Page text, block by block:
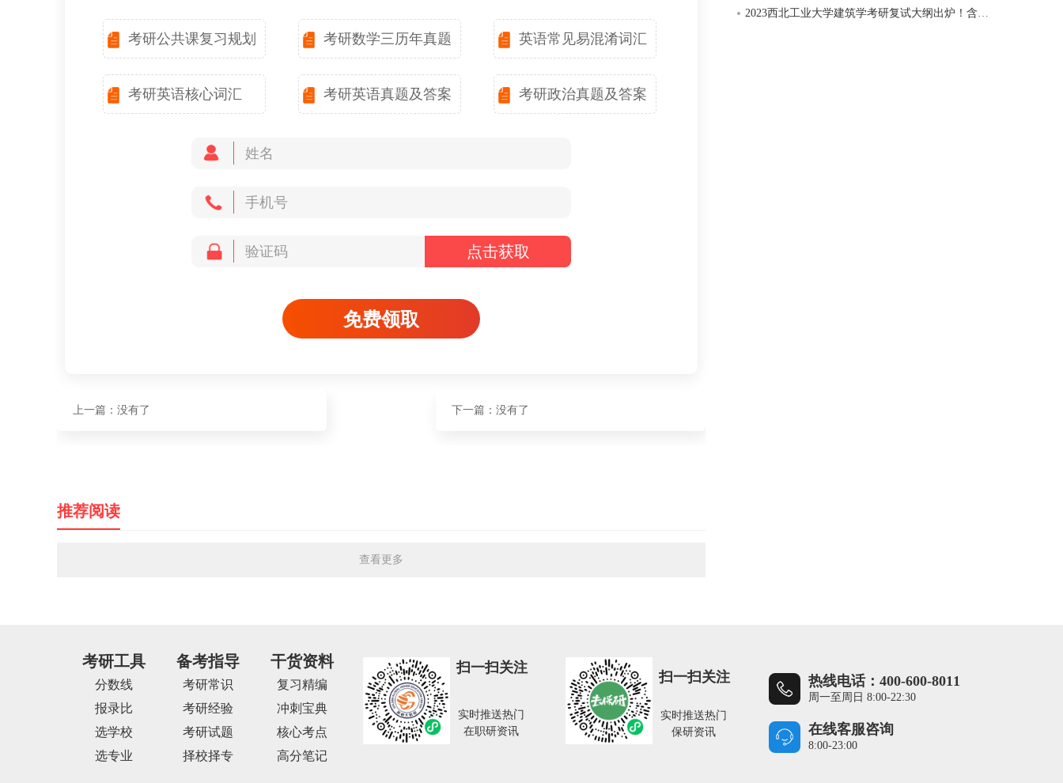
考研公共课复习规划 考研数学三历年真题 英语常见易混淆词汇
考研英语核心词汇 考研英语真题及答案 考研政治真题及答案
点击获取
免费领取
上一篇：没有了 下一篇：没有了
推荐阅读
查看更多
2023西北工业大学建筑学考研复试大纲出炉！含参考书
考研工具
分数线
报录比
选学校
选专业
备考指导
考研常识
考研经验
考研试题
择校择专
干货资料
复习精编
冲刺宝典
核心考点
高分笔记
扫一扫关注
实时推送热门
在职研资讯
扫一扫关注
实时推送热门
保研资讯
热线电话：400-600-8011
周一至周日 8:00-22:30
在线客服咨询
8:00-23:00